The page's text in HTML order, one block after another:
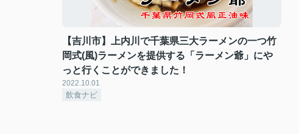
【吉川市】上内川で千葉県三大ラーメンの一つ竹
岡式(風)ラーメンを提供する「ラーメン爺」にや
っと行くことができました！
2022.10.01
飲食ナビ